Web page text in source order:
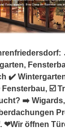
✔️
☑️
➡️
❤Wir öffnen